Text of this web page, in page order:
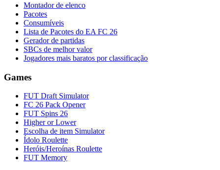
Montador de elenco
Pacotes
Consumíveis
Lista de Pacotes do EA FC 26
Gerador de partidas
SBCs de melhor valor
Jogadores mais baratos por classificação
Games
FUT Draft Simulator
FC 26 Pack Opener
FUT Spins 26
Higher or Lower
Escolha de item Simulator
Ídolo Roulette
Heróis/Heroínas Roulette
FUT Memory